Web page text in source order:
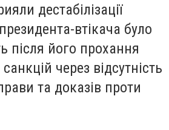
дестабілізації
втікача було
після його прохання
через відсутність
та доказів проти